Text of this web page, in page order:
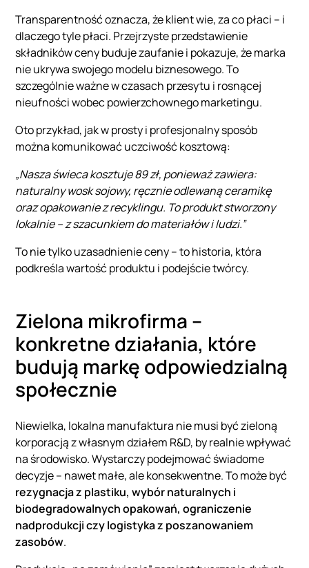
Transparentność oznacza, że klient wie, za co płaci – i
dlaczego tyle płaci. Przejrzyste przedstawienie
składników ceny buduje zaufanie i pokazuje, że marka
nie ukrywa swojego modelu biznesowego. To
szczególnie ważne w czasach przesytu i rosnącej
nieufności wobec powierzchownego marketingu.
Oto przykład, jak w prosty i profesjonalny sposób
można komunikować uczciwość kosztową:
„Nasza świeca kosztuje 89 zł, ponieważ zawiera:
naturalny wosk sojowy, ręcznie odlewaną ceramikę
oraz opakowanie z recyklingu. To produkt stworzony
lokalnie – z szacunkiem do materiałów i ludzi.”
To nie tylko uzasadnienie ceny – to historia, która
podkreśla wartość produktu i podejście twórcy.
Zielona mikrofirma –
konkretne działania, które
budują markę odpowiedzialną
społecznie
Niewielka, lokalna manufaktura nie musi być zieloną
korporacją z własnym działem R&D, by realnie wpływać
na środowisko. Wystarczy podejmować świadome
decyzje – nawet małe, ale konsekwentne. To może być
rezygnacja z plastiku, wybór naturalnych i
biodegradowalnych opakowań, ograniczenie
nadprodukcji czy logistyka z poszanowaniem
zasobów.